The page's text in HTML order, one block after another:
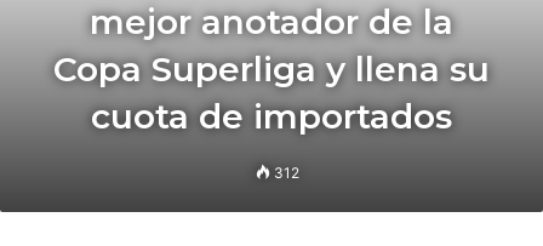
mejor anotador de la
Copa Superliga y llena su
cuota de importados
312